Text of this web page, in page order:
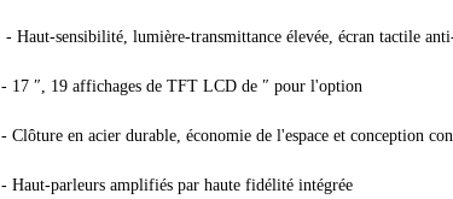
- Haut-sensibilité, lumière-transmittance élevée, écran tactile
- 17 ″, 19 affichages de TFT LCD de ″ pour l'option
- Clôture en acier durable, économie de l'espace et conception
- Haut-parleurs amplifiés par haute fidélité intégrée